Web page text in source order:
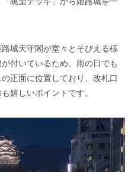
城天守閣が堂々とそびえる様
付いているため、雨の日でも
正面に位置しており、改札口
嬉しいポイントです。